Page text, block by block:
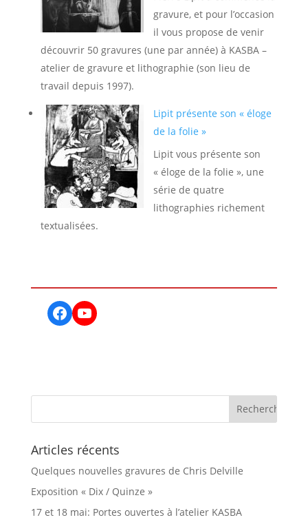
gravure, et pour l’occasion
il vous propose de venir
découvrir 50 gravures (une par année) à KASBA –
atelier de gravure et lithographie (son lieu de
travail depuis 1997).
Lipit présente son « éloge
de la folie »
Lipit vous présente son
« éloge de la folie », une
série de quatre
lithographies richement
textualisées.
Facebook
YouTube
Articles récents
Quelques nouvelles gravures de Chris Delville
Exposition « Dix / Quinze »
17 et 18 mai: Portes ouvertes à l’atelier KASBA